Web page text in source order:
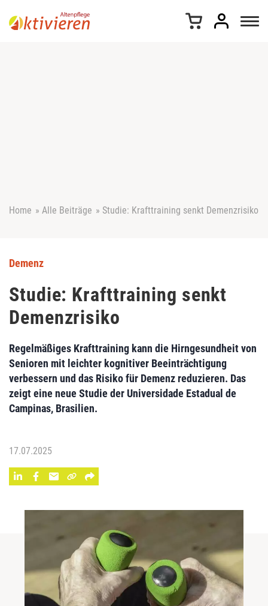
Home » Alle Beiträge » Studie: Krafttraining senkt Demenzrisiko
Demenz
Studie: Krafttraining senkt
Demenzrisiko
Regelmäßiges Krafttraining kann die Hirngesundheit von
Senioren mit leichter kognitiver Beeinträchtigung
verbessern und das Risiko für Demenz reduzieren. Das
zeigt eine neue Studie der Universidade Estadual de
Campinas, Brasilien.
17.07.2025